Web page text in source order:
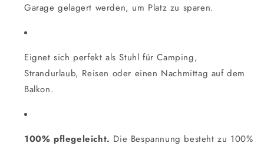
Garage gelagert werden, um Platz zu sparen.
Eignet sich perfekt als Stuhl für Camping,
Strandurlaub, Reisen oder einen Nachmittag auf dem
Balkon.
100% pflegeleicht. Die Bespannung besteht zu 100%